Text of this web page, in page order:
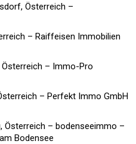
Österreich –
– Raiffeisen Immobilien
– Immo-Pro
– Perfekt Immo GmbH
Österreich – bodenseeimmo –
Bodensee